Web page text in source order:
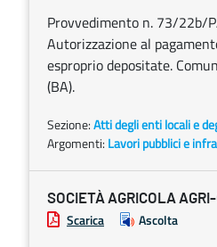
Provvedimento n. 73/22b/
Autorizzazione al
esproprio depositate.
(BA).
Sezione:Atti degli enti locali e
Argomenti: Lavori pubblici e
SOCIETÀ AGRICOLA
Scarica Ascolta